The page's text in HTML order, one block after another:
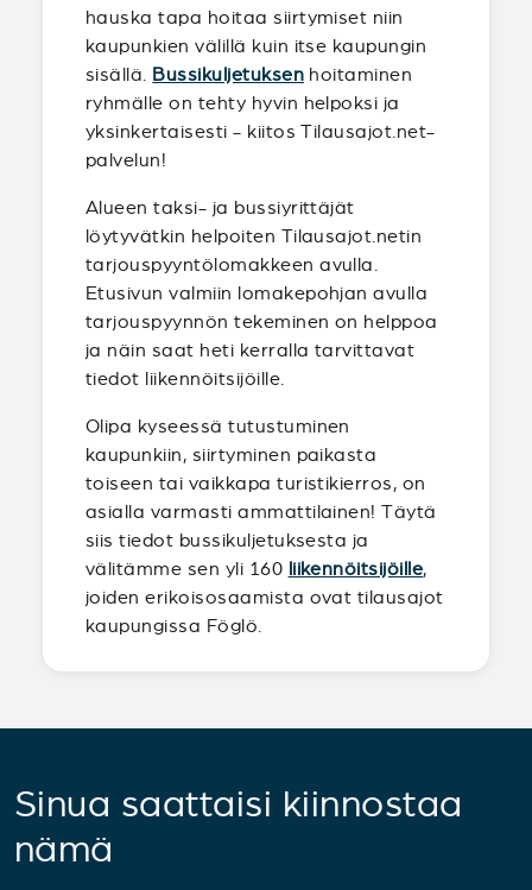
hauska tapa hoitaa siirtymiset niin
kaupunkien välillä kuin itse kaupungin
sisällä. Bussikuljetuksen hoitaminen
ryhmälle on tehty hyvin helpoksi ja
yksinkertaisesti - kiitos Tilausajot.net-
palvelun!
Alueen taksi- ja bussiyrittäjät
löytyvätkin helpoiten Tilausajot.netin
tarjouspyyntölomakkeen avulla.
Etusivun valmiin lomakepohjan avulla
tarjouspyynnön tekeminen on helppoa
ja näin saat heti kerralla tarvittavat
tiedot liikennöitsijöille.
Olipa kyseessä tutustuminen
kaupunkiin, siirtyminen paikasta
toiseen tai vaikkapa turistikierros, on
asialla varmasti ammattilainen! Täytä
siis tiedot bussikuljetuksesta ja
välitämme sen yli 160 liikennöitsijöille,
joiden erikoisosaamista ovat tilausajot
kaupungissa Föglö.
Sinua saattaisi kiinnostaa
nämä